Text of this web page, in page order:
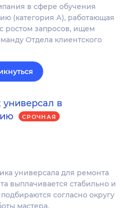
в сфере обучения
(категория А), работающая
ростом запросов, ищем
Отдела клиентского
в
СРОЧНАЯ
универсала для ремонта
выплачивается стабильно и
согласно округу
мастера.